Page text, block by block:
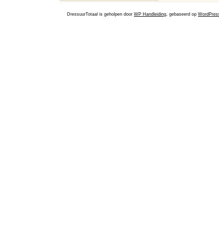
DressuurTotaal is geholpen door WP Handleiding, gebaseerd op